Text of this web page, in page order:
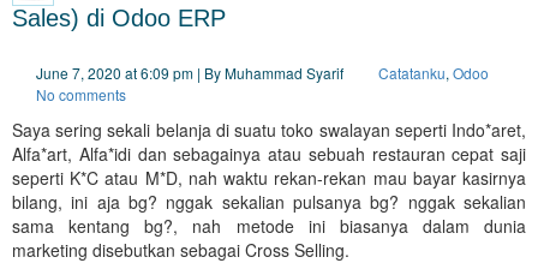
Sales) di Odoo ERP
June 7, 2020 at 6:09 pm | By Muhammad Syarif Catatanku, Odoo
No comments
Saya sering sekali belanja di suatu toko swalayan seperti Indo*aret,
Alfa*art, Alfa*idi dan sebagainya atau sebuah restauran cepat saji
seperti K*C atau M*D, nah waktu rekan-rekan mau bayar kasirnya
bilang, ini aja bg? nggak sekalian pulsanya bg? nggak sekalian
sama kentang bg?, nah metode ini biasanya dalam dunia
marketing disebutkan sebagai Cross Selling.